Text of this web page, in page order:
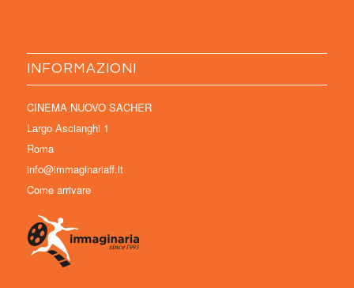
INFORMAZIONI
CINEMA NUOVO SACHER
Largo Ascianghi 1
Roma
info@immaginariaff.it
Come arrivare